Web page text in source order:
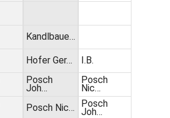
Kandlbaue…
Hofer Ger…
Posch
Joh…
Posch Nic…
I.B.
Posch
Nic…
Posch
Joh…